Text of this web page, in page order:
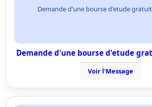
Demande d'une bourse d'etude
Demande d'une bourse d'etude
Voir l'Message